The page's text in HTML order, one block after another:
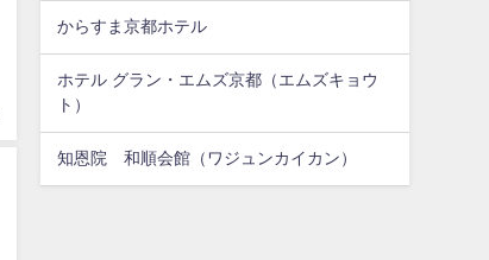
からすま京都ホテル
ホテル グラン・エムズ京都（エムズキョウ
ト）
知恩院 和順会館（ワジュンカイカン）